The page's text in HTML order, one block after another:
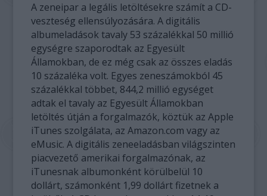
A zeneipar a legális letöltésekre számít a CD-
veszteség ellensúlyozására. A digitális
albumeladások tavaly 53 százalékkal 50 millió
egységre szaporodtak az Egyesült
Államokban, de ez még csak az összes eladás
10 százaléka volt. Egyes zeneszámokból 45
százalékkal többet, 844,2 millió egységet
adtak el tavaly az Egyesült Államokban
letöltés útján a forgalmazók, köztük az Apple
iTunes szolgálata, az Amazon.com vagy az
eMusic. A digitális zeneeladásban világszinten
piacvezető amerikai forgalmazónak, az
iTunesnak albumonként körülbelül 10
dollárt, számonként 1,99 dollárt fizetnek a